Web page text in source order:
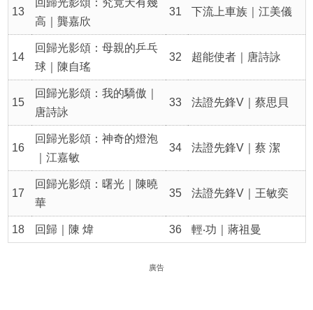
13
高｜龔嘉欣
31 下流上車族｜江美儀
14
回歸光影頌：母親的乒乓
球｜陳自瑤
32 超能使者｜唐詩詠
15
回歸光影頌：我的驕傲｜
唐詩詠
33 法證先鋒V｜蔡思貝
16
回歸光影頌：神奇的燈泡
｜江嘉敏
34 法證先鋒V｜蔡 潔
17
回歸光影頌：曙光｜陳曉
華
35 法證先鋒V｜王敏奕
18 回歸｜陳 煒 36 輕‧功｜蔣祖曼
廣告